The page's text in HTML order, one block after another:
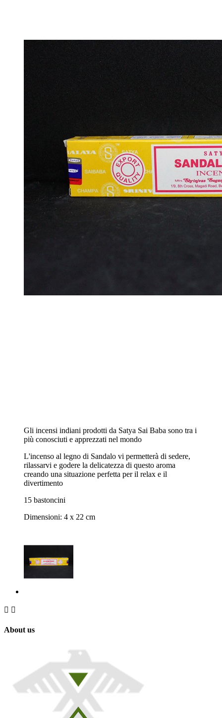
Gli incensi indiani prodotti da Satya Sai Baba sono tra i
più conosciuti e apprezzati nel mondo
L'incenso al legno di Sandalo vi permetterà di sedere,
rilassarvi e godere la delicatezza di questo aroma
creando una situazione perfetta per il relax e il
divertimento
15 bastoncini
Dimensioni: 4 x 22 cm
 
About us